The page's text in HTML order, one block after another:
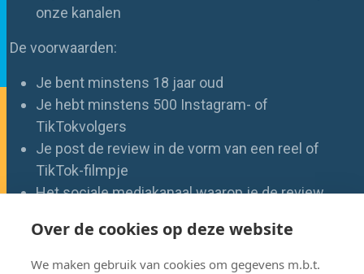
onze kanalen
De voorwaarden:
Je bent minstens 18 jaar oud
Je hebt minstens 500 Instagram- of
TikTokvolgers
Je post de review in de vorm van een reel of
TikTok-filmpje
Het sociale mediakanaal waarop je de review
Je geeft ons toestemming om je filmpje te delen
op onze kanalen, te downloaden en quotes te
Over de cookies op deze website
We maken gebruik van cookies om gegevens m.b.t.